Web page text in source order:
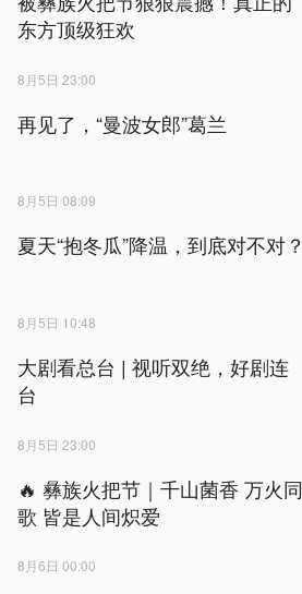
东方顶级狂欢
8月5日 23:00
再见了，“曼波女郎”葛兰
8月5日 08:09
夏天“抱冬瓜”降温，到底对不对？
8月5日 10:48
大剧看总台 | 视听双绝，好剧连
台
8月5日 23:00
🔥 彝族火把节｜千山菌香 万火同
歌 皆是人间炽爱
8月6日 00:00